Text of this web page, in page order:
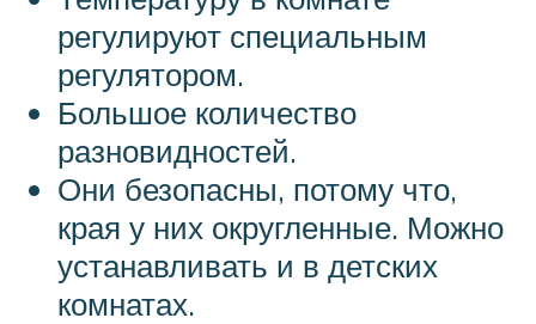
регулируют специальным
регулятором.
Большое количество
разновидностей.
Они безопасны, потому что,
края у них округленные. Можно
устанавливать и в детских
комнатах.